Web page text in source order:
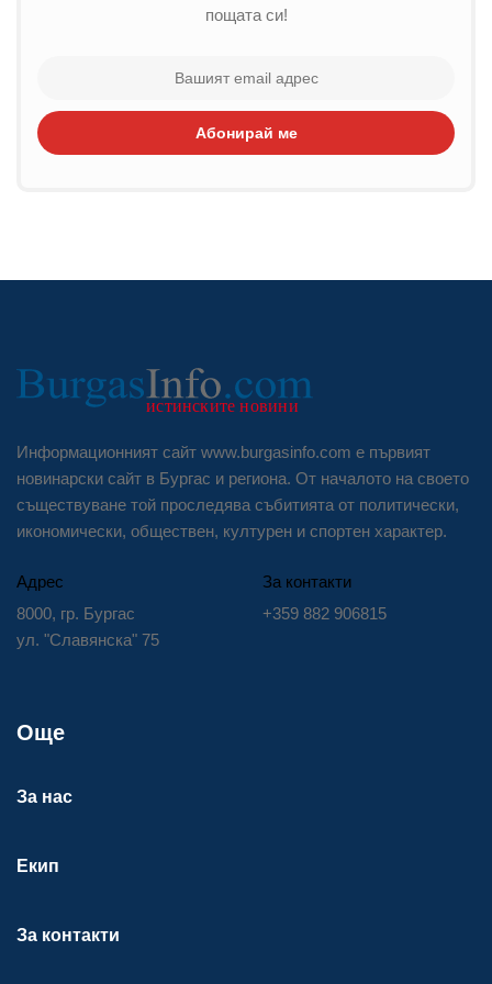
пощата си!
Абонирай ме
Информационният сайт www.burgasinfo.com е първият
новинарски сайт в Бургас и региона. От началото на своето
съществуване той проследява събитията от политически,
икономически, обществен, културен и спортен характер.
Адрес
8000, гр. Бургас
ул. "Славянска" 75
За контакти
+359 882 906815
Още
За нас
Екип
За контакти